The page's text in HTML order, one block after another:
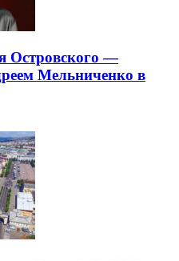
Островского —
Мельниченко в